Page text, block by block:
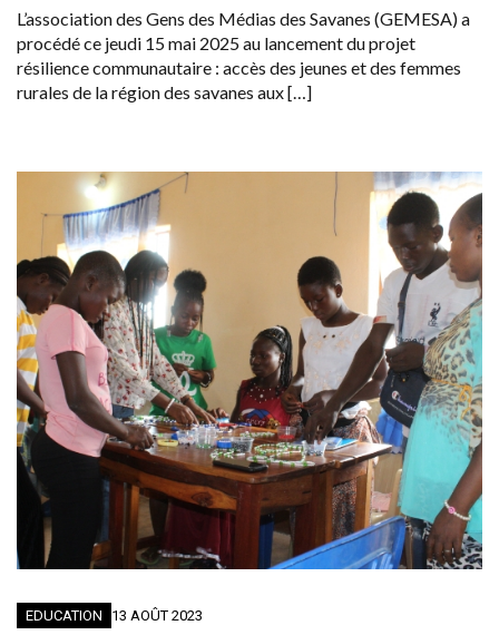
L’association des Gens des Médias des Savanes (GEMESA) a
procédé ce jeudi 15 mai 2025 au lancement du projet
résilience communautaire : accès des jeunes et des femmes
rurales de la région des savanes aux […]
EDUCATION 13 AOÛT 2023